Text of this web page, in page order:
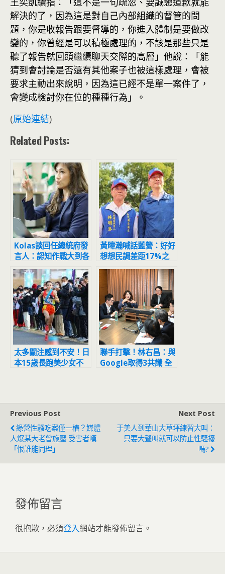
解決的了，因為這是對自己內部組織的督管的問
題，你是收報告跟要督導的，你進入體制是要做改
變的，你曾經是可以積極處理的，不該是那些只是
聽了報告就回頭繼續聊天交際的高層」他說：「能
猜到會討論是否還有其他案子也被這樣處理，會被
要求主動出來說明，因為這已經不是單一案件了，
會變成檢討你在位的種種行為」。
(原始連結)
Related Posts:
Kolas談回任總統府發
言人：認知作戰大到各
位無法想像
黃暐瀚喊話藍營：好好
想想民調差距17%之
多的深藍選區為何選到
輸!
太多關注感到不安！日
本15歲長跑美少女不
聯手打擊！林右昌：與
Google取得3共識 全
Previous Post
綠營性騷吃案僅一樁？媒體
人爆某大老曾施壓 受害者嘆
「恨誰能同理」
Next Post
于美人到華山大草坪練習大叫：
只要大聲叫就可以防止性騷擾
嗎?
發佈留言
很抱歉，必須登入網站才能發佈留言。